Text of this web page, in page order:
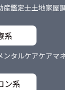
産鑑定士土地家屋
系
ンタルケアケアマ
ン系